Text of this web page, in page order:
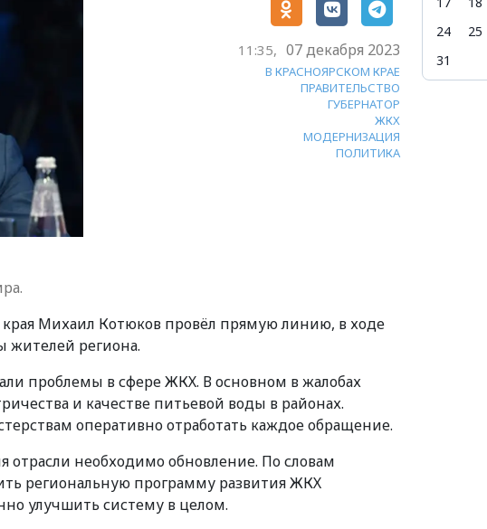
11:35, 07 декабря 2023
В КРАСНОЯРСКОМ КРАЕ
ПРАВИТЕЛЬСТВО
ГУБЕРНАТОР
ЖКХ
МОДЕРНИЗАЦИЯ
ПОЛИТИКА
края Михаил Котюков провёл прямую линию, в ходе
жителей региона.
проблемы в сфере ЖКХ. В основном в жалобах
и качестве питьевой воды в районах.
оперативно отработать каждое обращение.
отрасли необходимо обновление. По словам
региональную программу развития ЖКХ
улучшить систему в целом.
24
25
31